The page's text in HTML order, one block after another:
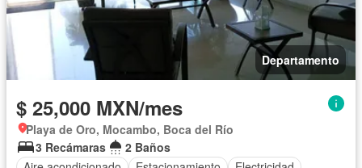
Departamento
$ 25,000 MXN/mes
Playa de Oro, Mocambo, Boca del Río
3 Recámaras
2 Baños